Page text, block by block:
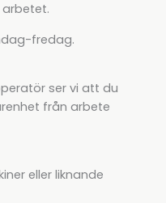
fredag.
ser vi att du
från arbete
eller liknande